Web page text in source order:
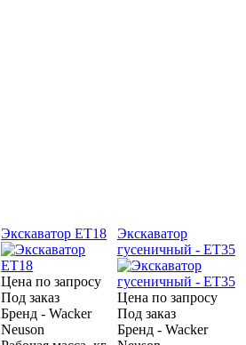
Экскаватор ET18
Цена по запросу
Под заказ
Бренд - Wacker
Neuson
Экскаватор
гусеничный - ET35
Цена по запросу
Под заказ
Бренд - Wacker